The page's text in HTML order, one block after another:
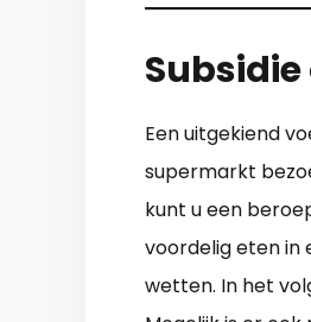
Een uitgekiend
supermarkt
kunt u een
voordelig eten in
wetten. In het